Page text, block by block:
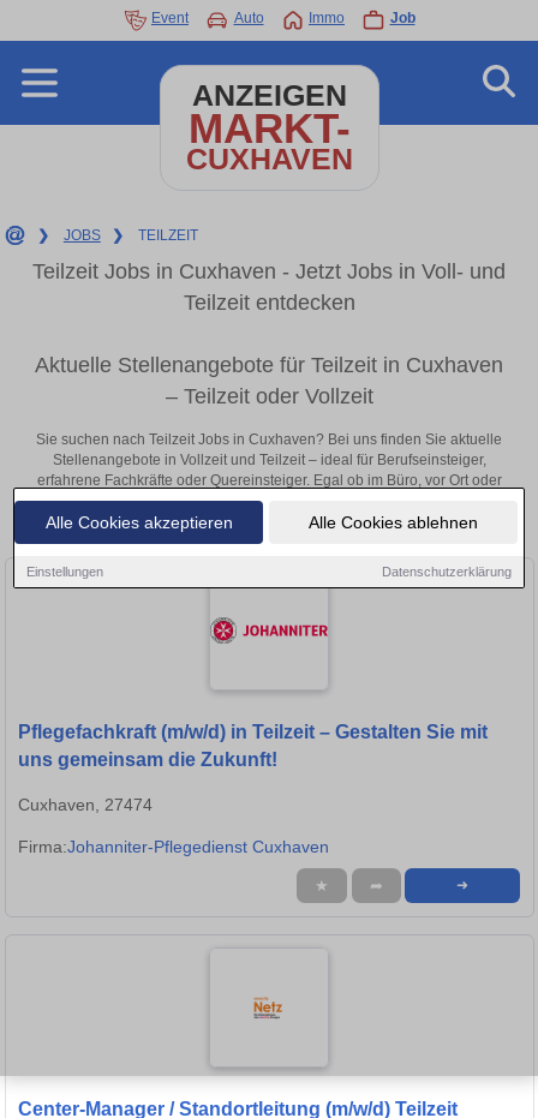
Alle Cookies akzeptieren Alle Cookies ablehnen
Einstellungen Datenschutzerklärung
Event Auto Immo Job
ANZEIGEN
MARKT-
CUXHAVEN
❯ JOBS ❯ TEILZEIT
Teilzeit Jobs in Cuxhaven - Jetzt Jobs in Voll- und
Teilzeit entdecken
Aktuelle Stellenangebote für Teilzeit in Cuxhaven
– Teilzeit oder Vollzeit
Sie suchen nach Teilzeit Jobs in Cuxhaven? Bei uns finden Sie aktuelle
Stellenangebote in Vollzeit und Teilzeit – ideal für Berufseinsteiger,
erfahrene Fachkräfte oder Quereinsteiger. Egal ob im Büro, vor Ort oder
remote: Entdecken Sie jetzt neue Chancen in Ihrer Region und
bewerben Sie sich direkt auf passende Teilzeit-Stellen in Cuxhaven!
Pflegefachkraft (m/w/d) in Teilzeit – Gestalten Sie mit
uns gemeinsam die Zukunft!
Cuxhaven, 27474
Firma:Johanniter-Pflegedienst Cuxhaven
★ ➦ ➜
Center-Manager / Standortleitung (m/w/d) Teilzeit